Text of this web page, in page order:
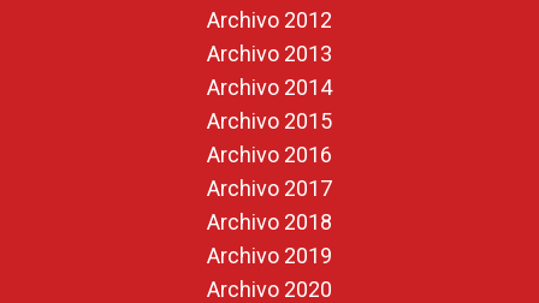
Archivo 2012
Archivo 2013
Archivo 2014
Archivo 2015
Archivo 2016
Archivo 2017
Archivo 2018
Archivo 2019
Archivo 2020